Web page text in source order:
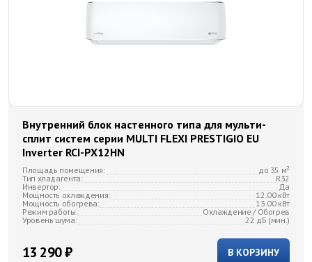
Внутренний блок настенного типа для мульти-
сплит систем серии MULTI FLEXI PRESTIGIO EU
Inverter RCI-PX12HN
Площадь помещения:
до 35 м²
Тип хладагента:
R32
Инвертор:
Да
Мощность охлаждения:
12.00 кВт
Мощность обогрева:
13.00 кВт
Режим работы:
Охлаждение / Обогрев
Уровень шума:
22 дБ (мин.)
В КОРЗИНУ
13 290 ₽